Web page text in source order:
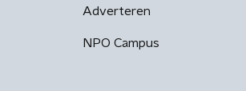
Adverteren
NPO Campus